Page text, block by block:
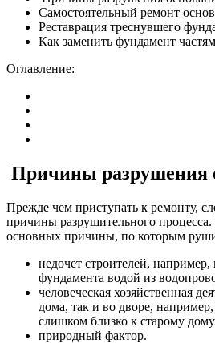
Самостоятельный ремонт
Реставрация треснувшего
Как заменить фундамент
Оглавление:
Причины разрушения
Прежде чем приступать к ремонту,
причины разрушительного
основных причины, по которым
недочет строителей,
фундамента водой из
человеческая хозяйственная
дома, так и во дворе,
слишком близко к старому
природный фактор.